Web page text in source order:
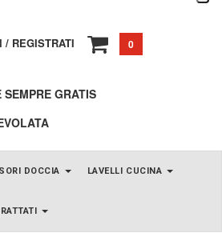
/ REGISTRATI 0
SEMPRE GRATIS
DOCCIA LAVELLI CUCINA